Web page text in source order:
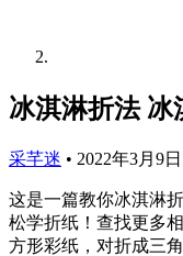
冰淇淋折法 冰
采芊迷 • 2022年3月9
这是一篇教你冰淇淋
松学折纸！查找更
方形彩纸，对折成三